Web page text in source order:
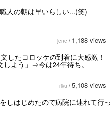
人の朝は早いらしい...(笑)
jene / 1,188 views
したコロッケの到着に大感激！
しよう」⇒今は24年待ち。
riku / 5,108 views
しはじめたので病院に連れて行っ